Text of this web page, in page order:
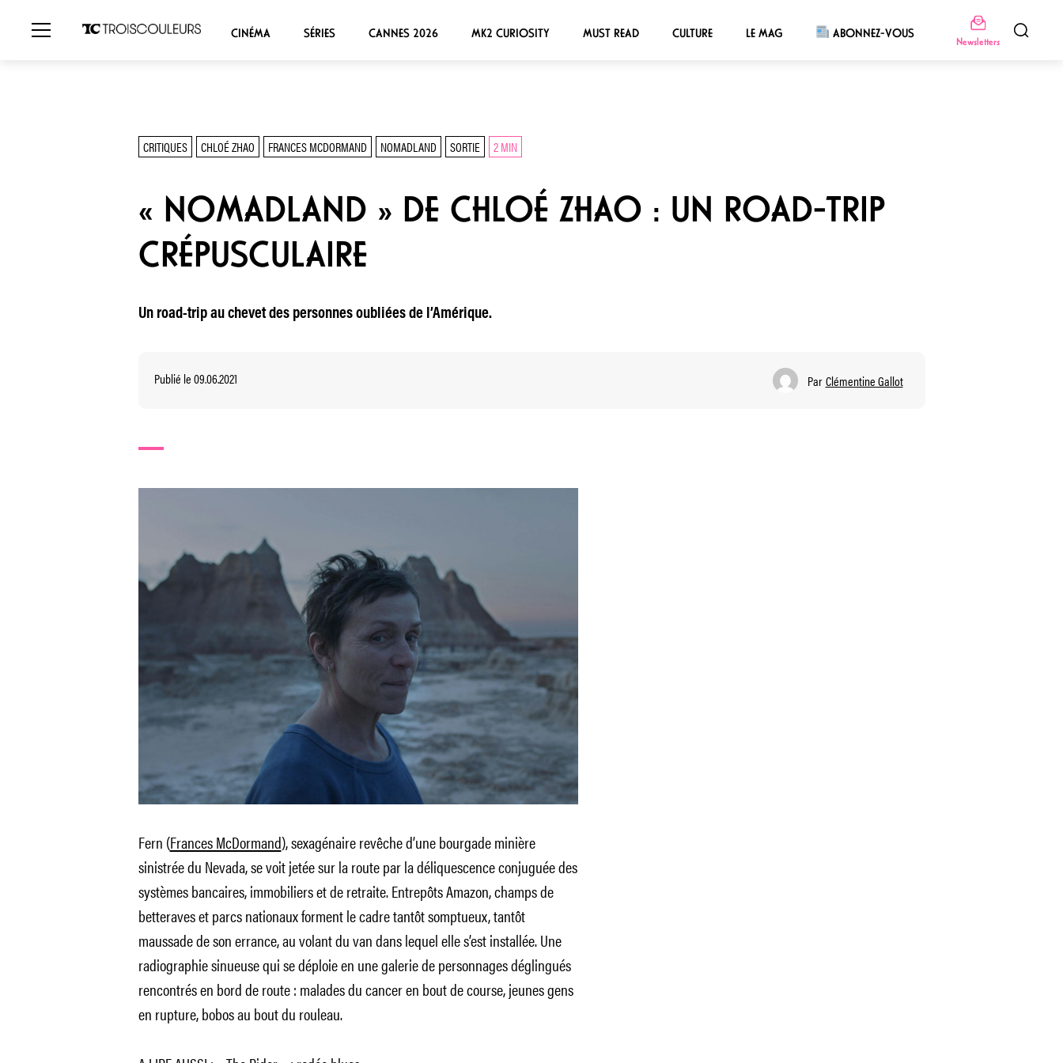
CINÉMA SÉRIES CANNES 2026 MK2 CURIOSITY MUST READ CULTURE LE MAG ABONNEZ-VOUS
Newsletters
CRITIQUES CHLOÉ ZHAO FRANCES MCDORMAND NOMADLAND SORTIE 2 MIN
« NOMADLAND » DE CHLOÉ ZHAO : UN ROAD-TRIP
CRÉPUSCULAIRE
Un road-trip au chevet des personnes oubliées de l’Amérique.
Publié le 09.06.2021 Par Clémentine Gallot
Fern (Frances McDormand), sexagénaire revêche d’une bourgade minière
sinistrée du Nevada, se voit jetée sur la route par la déliquescence conjuguée des
systèmes bancaires, immobiliers et de retraite. Entrepôts Amazon, champs de
betteraves et parcs nationaux forment le cadre tantôt somptueux, tantôt
maussade de son errance, au volant du van dans lequel elle s’est installée. Une
radiographie sinueuse qui se déploie en une galerie de personnages déglingués
rencontrés en bord de route : malades du cancer en bout de course, jeunes gens
en rupture, bobos au bout du rouleau.